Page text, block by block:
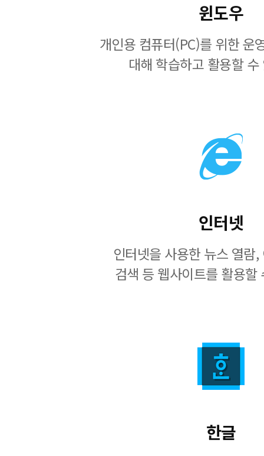
윈도우
개인용 컴퓨터(PC)를 위한 운
대해 학습하고 활용할 수
인터넷
인터넷을 사용한 뉴스 열람
검색 등 웹사이트를 활용할
한글